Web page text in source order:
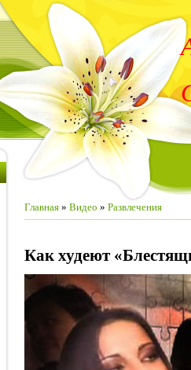
Главная » Видео » Развлечения
Как худеют